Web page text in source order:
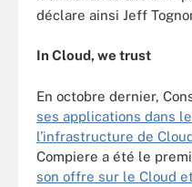
déclare ainsi Jeff
In Cloud, we trust
En octobre dernier,
ses applications dans
l’infrastructure de Cloud
Compiere a été le
son offre sur le Cloud